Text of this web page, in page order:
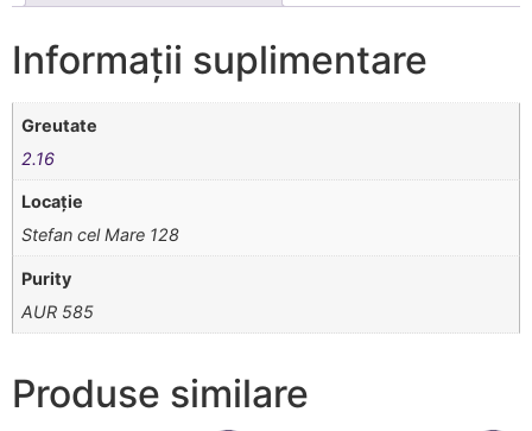
Informații suplimentare
Greutate
2.16
Locație
Stefan cel Mare 128
Purity
AUR 585
Produse similare